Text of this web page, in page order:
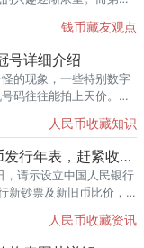
钱币藏友观点
号详细介绍
现象，一些特别数字
码往往能拍上天价。而
稀有冠号往往收藏价格
人民币收藏知识
最全新中国纸币发行年表，赶紧收藏！人民币发行70周年纪念钞快来
请示设立中国人民银行
新钞票及新旧币比价，
汉宸签署人民币收藏资讯